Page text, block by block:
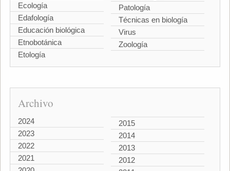
Ecología
Edafología
Educación biológica
Etnobotánica
Etología
Patología
Técnicas en biología
Virus
Zoología
Archivo
2024
2023
2022
2021
2015
2014
2013
2012